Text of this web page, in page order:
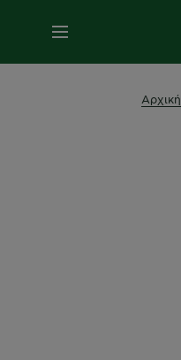
MENU
Αρχική